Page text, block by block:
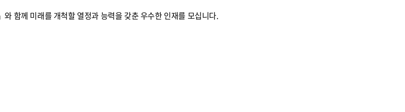
함께 미래를 개척할 열정과 능력을 갖춘 우수한 인재를 모십니다.